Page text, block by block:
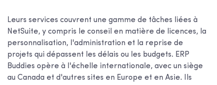
Leurs services couvrent une gamme de tâches liées à
NetSuite, y compris le conseil en matière de licences, la
personnalisation, l'administration et la reprise de
projets qui dépassent les délais ou les budgets. ERP
Buddies opère à l'échelle internationale, avec un siège
au Canada et d'autres sites en Europe et en Asie. Ils